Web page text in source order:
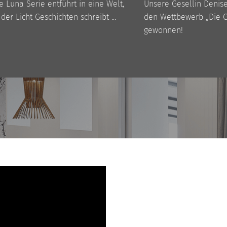
Luna Serie entführt in eine Welt,
Licht Geschichten schreibt ...
Unsere Gesellin
den Wettbewerb „Die
gewonnen!